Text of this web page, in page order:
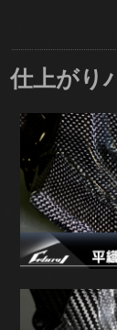
仕上がり